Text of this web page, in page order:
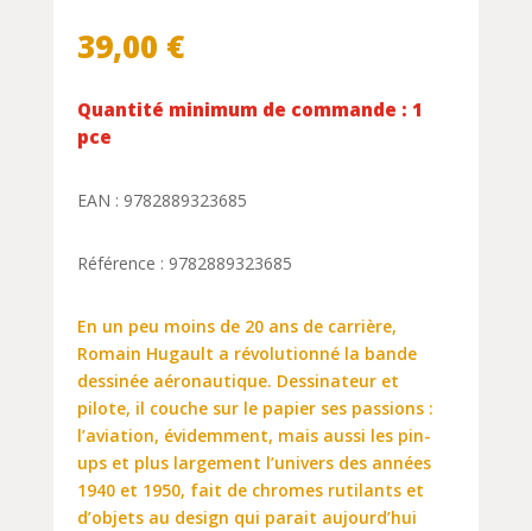
39,00 €
Quantité minimum de commande : 1
pce
EAN : 9782889323685
Référence : 9782889323685
En un peu moins de 20 ans de carrière,
Romain Hugault a révolutionné la bande
dessinée aéronautique. Dessinateur et
pilote, il couche sur le papier ses passions :
l’aviation, évidemment, mais aussi les pin-
ups et plus largement l’univers des années
1940 et 1950, fait de chromes rutilants et
d’objets au design qui parait aujourd’hui